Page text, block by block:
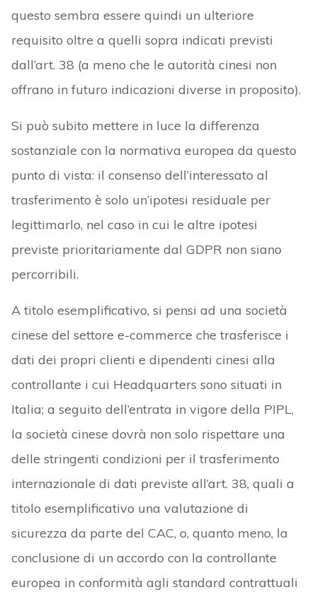
questo sembra essere quindi un ulteriore
requisito oltre a quelli sopra indicati previsti
dall’art. 38 (a meno che le autorità cinesi non
offrano in futuro indicazioni diverse in proposito).
Si può subito mettere in luce la differenza
sostanziale con la normativa europea da questo
punto di vista: il consenso dell’interessato al
trasferimento è solo un’ipotesi residuale per
legittimarlo, nel caso in cui le altre ipotesi
previste prioritariamente dal GDPR non siano
percorribili.
A titolo esemplificativo, si pensi ad una società
cinese del settore e-commerce che trasferisce i
dati dei propri clienti e dipendenti cinesi alla
controllante i cui Headquarters sono situati in
Italia; a seguito dell’entrata in vigore della PIPL,
la società cinese dovrà non solo rispettare una
delle stringenti condizioni per il trasferimento
internazionale di dati previste all’art. 38, quali a
titolo esemplificativo una valutazione di
sicurezza da parte del CAC, o, quanto meno, la
conclusione di un accordo con la controllante
europea in conformità agli standard contrattuali